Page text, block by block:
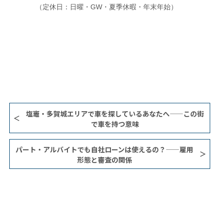
（定休日：日曜・GW・夏季休暇・年末年始）
塩竈・多賀城エリアで車を探しているあなたへ——この街
で車を持つ意味
パート・アルバイトでも自社ローンは使えるの？——雇用
形態と審査の関係